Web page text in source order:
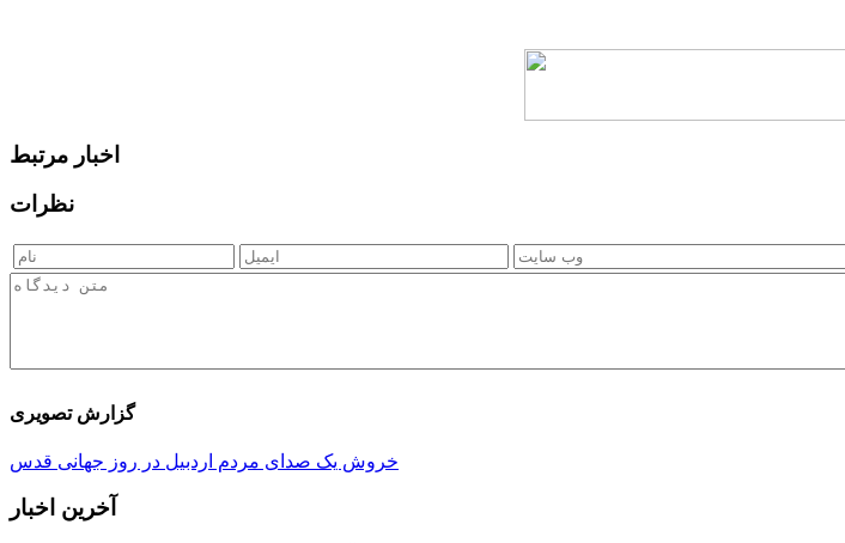
اخبار مرتبط
نظرات
گزارش تصویری
خروش یک صدای مردم اردبیل در روز جهانی قدس
آخرین اخبار